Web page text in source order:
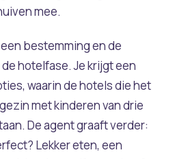
mee.
bestemming en de
hotelfase. Je krijgt een
waarin de hotels die het
met kinderen van drie
De agent graaft verder:
Lekker eten, een